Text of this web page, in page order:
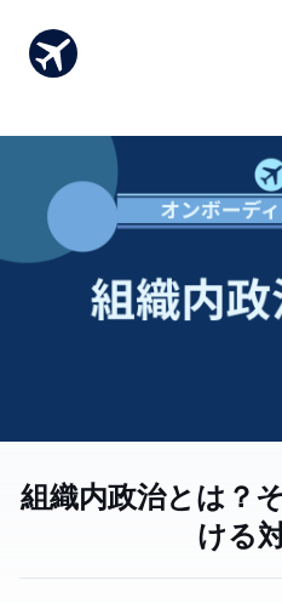
組織内政治とは？
ける